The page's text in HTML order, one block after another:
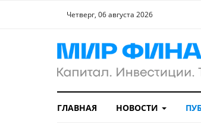
Четверг, 06 августа 2026
ГЛАВНАЯ НОВОСТИ